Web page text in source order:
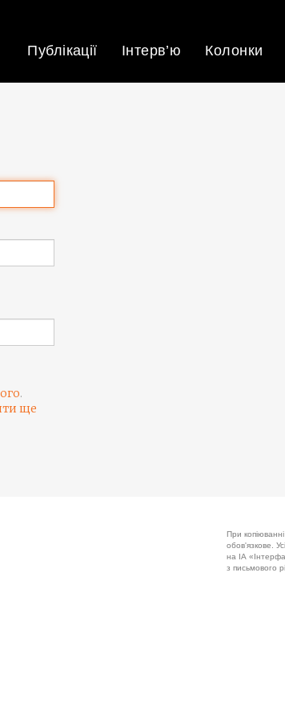
Публікації Інтерв’ю Колонки
.
ще
При
обов'язкове.
на ІА
з письмового